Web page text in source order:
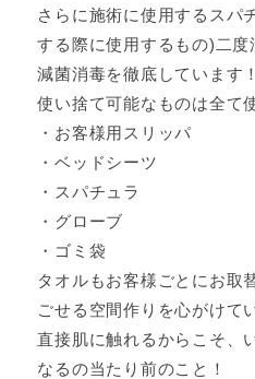
さらに施術に使用するスパ
する際に使用するもの)二
減菌消毒を徹底しています！
使い捨て可能なものは全て
・お客様用スリッパ
・ベッドシーツ
・スパチュラ
・グローブ
・ゴミ袋
タオルもお客様ごとにお取
ごせる空間作りを心がけて
直接肌に触れるからこそ、
なるの当たり前のこと！